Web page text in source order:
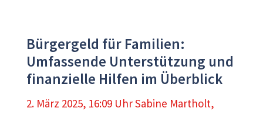
Bürgergeld für Familien:
Umfassende Unterstützung und
finanzielle Hilfen im Überblick
2. März 2025, 16:09 UhrSabine Martholt,